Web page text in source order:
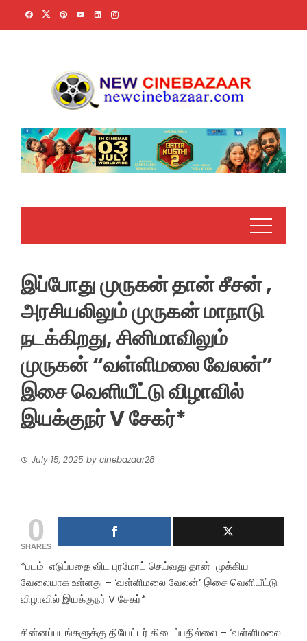
இப்போது முருகன் தான் சீசன் ,
அரசியலிலும் முருகன் மாநாடு
நடக்கிறது, சினிமாவிலும்
முருகன் “வள்ளிமலை வேலன்”
இசை வெளியீட்டு விழாவில்
இயக்குநர் V சேகர்*
July 15, 2025 by cinebazaar28
0
SHARES
*படம் எடுப்பதை விட புரமோட் செய்வது தான் முக்கிய
வேலையாக உள்ளது – ‘வள்ளிமலை வேலன்’ இசை வெளியீட்டு
விழாவில் இயக்குநர் V சேகர்*
சின்னப்படங்களுக்கு தியேட்டர் கிடைப்பதில்லை – ‘வள்ளிமலை